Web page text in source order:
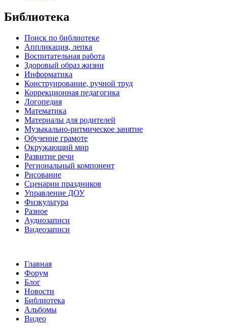
Библиотека
Поиск по библиотеке
Аппликация, лепка
Воспитательная работа
Здоровый образ жизни
Информатика
Конструирование, ручной труд
Коррекционная педагогика
Логопедия
Математика
Материалы для родителей
Музыкально-ритмическое занятие
Обучение грамоте
Окружающий мир
Развитие речи
Региональный компонент
Рисование
Сценарии праздников
Управление ДОУ
Физкультура
Разное
Аудиозаписи
Видеозаписи
Главная
Форум
Блог
Новости
Библиотека
Альбомы
Видео